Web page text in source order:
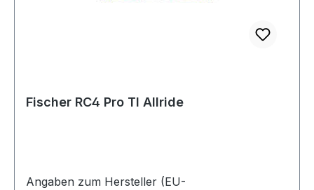
Fischer RC4 Pro TI Allride
Angaben zum Hersteller (EU-